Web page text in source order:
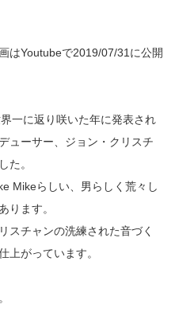
はYoutubeで2019/07/31に公開
一に返り咲いた年に発表され
ューサー、ジョン・クリスチ
た。
Mikeらしい、男らしく荒々し
ります。
スチャンの洗練された音づく
上がっています。